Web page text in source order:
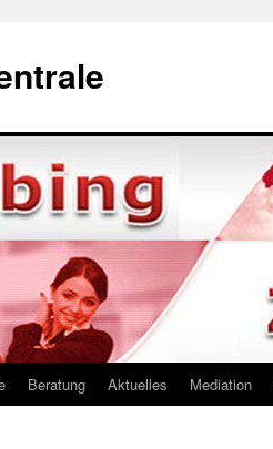
Beratung Aktuelles Mediation